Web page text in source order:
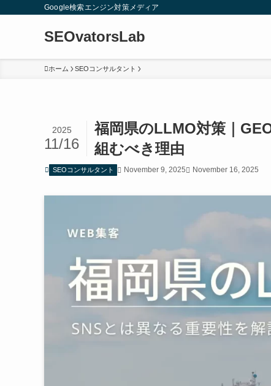
Google検索エンジン対策メディア
SEOvatorsLab
ホーム SEOコンサルタント
福岡県のLLMO対策｜
組むべき理由
2025
11/16
SEOコンサルタント November 9, 2025 November 16, 2025